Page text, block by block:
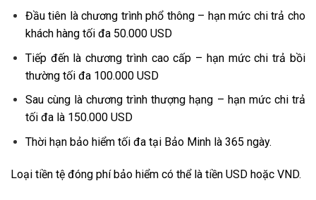
Đầu tiên là chương trình phổ thông – hạn mức chi trả cho
khách hàng tối đa 50.000 USD
Tiếp đến là chương trình cao cấp – hạn mức chi trả bồi
thường tối đa 100.000 USD
Sau cùng là chương trình thượng hạng – hạn mức chi trả
tối đa là 150.000 USD
Thời hạn bảo hiểm tối đa tại Bảo Minh là 365 ngày.
Loại tiền tệ đóng phí bảo hiểm có thể là tiền USD hoặc VND.